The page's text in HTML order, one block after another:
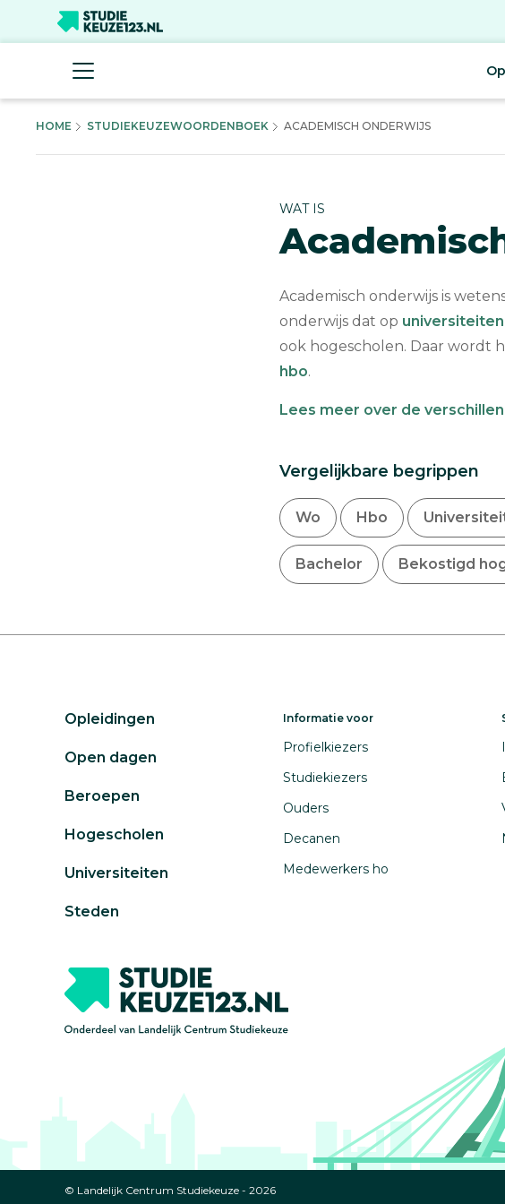
HOME STUDIEKEUZEWOORDENBOEK ACADEMISCH ONDERWIJS
WAT IS
Academisch onderwijs is
onderwijs dat op universiteiten
ook hogescholen. Daar wordt
hbo.
Lees meer over de
Vergelijkbare begrippen
Wo Hbo
Bachelor Bekostigd
Opleidingen
Open dagen
Beroepen
Hogescholen
Universiteiten
Steden
Informatie voor
Profielkiezers
Studiekiezers
Ouders
Decanen
Medewerkers ho
© Landelijk Centrum Studiekeuze - 2026